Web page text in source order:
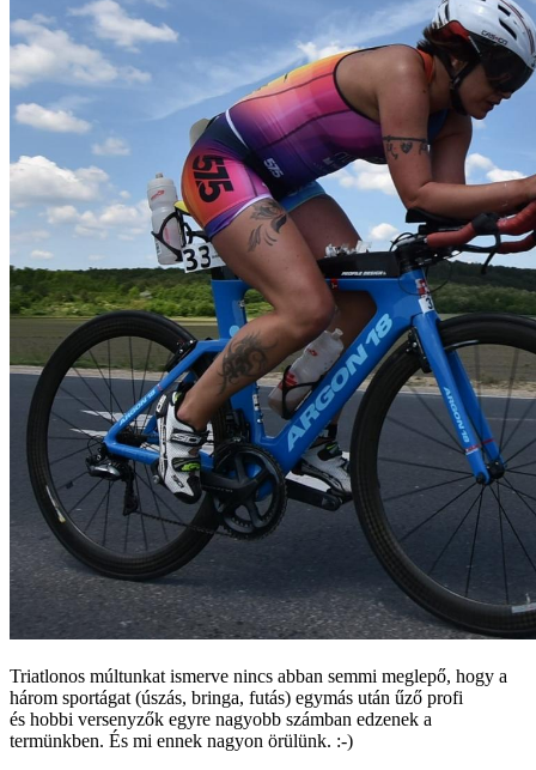
Triatlonos múltunkat ismerve nincs abban semmi meglepő, hogy a
három sportágat (úszás, bringa, futás) egymás után űző profi
és hobbi versenyzők egyre nagyobb számban edzenek a
termünkben. És mi ennek nagyon örülünk. :-)